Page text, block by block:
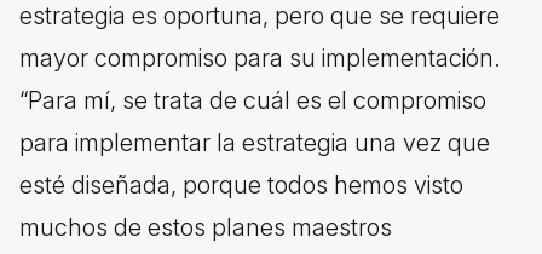
estrategia es oportuna, pero que se requiere
mayor compromiso para su implementación.
“Para mí, se trata de cuál es el compromiso
para implementar la estrategia una vez que
esté diseñada, porque todos hemos visto
muchos de estos planes maestros